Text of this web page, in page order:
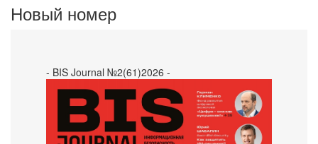
Новый номер
- BIS Journal №2(61)2026 -